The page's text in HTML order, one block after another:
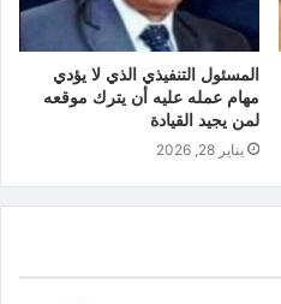
المسئول التنفيذي الذي لا يؤدي
مهام عمله عليه أن يترك موقعه
لمن يجيد القيادة
يناير 28, 2026